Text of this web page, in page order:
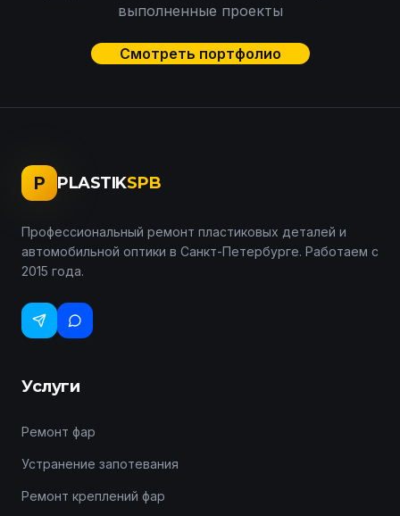
выполненные проекты
Смотреть портфолио
P PLASTIKSPB
Профессиональный ремонт пластиковых деталей и
автомобильной оптики в Санкт-Петербурге. Работаем с
2015 года.
Услуги
Ремонт фар
Устранение запотевания
Ремонт креплений фар